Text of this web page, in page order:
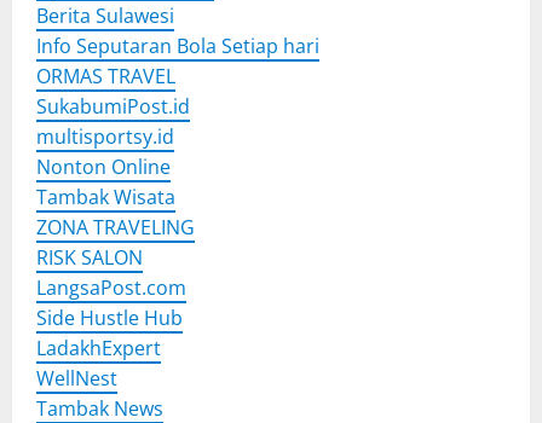
Berita Sulawesi
Info Seputaran Bola Setiap hari
ORMAS TRAVEL
SukabumiPost.id
multisportsy.id
Nonton Online
Tambak Wisata
ZONA TRAVELING
RISK SALON
LangsaPost.com
Side Hustle Hub
LadakhExpert
WellNest
Tambak News